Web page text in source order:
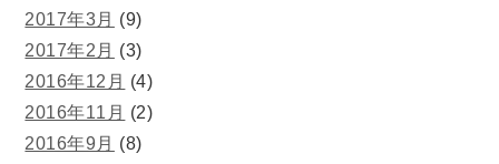
2017年3月 (9)
2017年2月 (3)
2016年12月 (4)
2016年11月 (2)
2016年9月 (8)